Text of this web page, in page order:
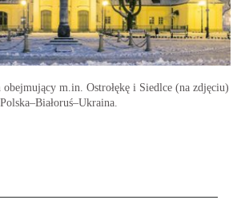
obejmujący m.in. Ostrołękę i Siedlce (na zdjęciu)